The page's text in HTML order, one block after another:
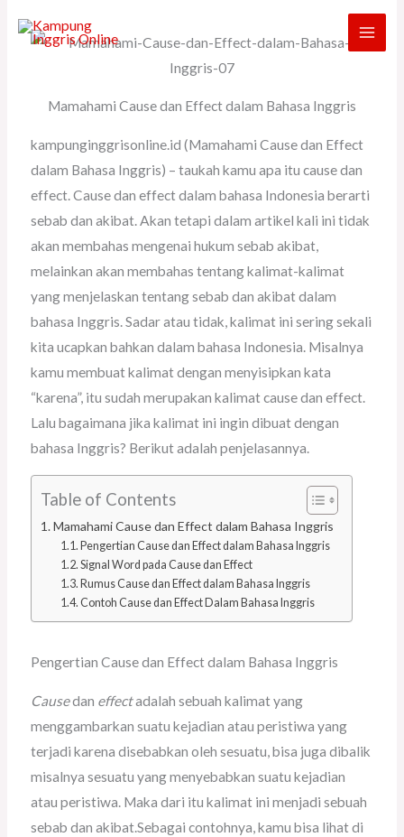
Mamahami Cause dan Effect dalam Bahasa Inggris
kampunginggrisonline.id (Mamahami Cause dan Effect
dalam Bahasa Inggris) – taukah kamu apa itu cause dan
effect. Cause dan effect dalam bahasa Indonesia berarti
sebab dan akibat. Akan tetapi dalam artikel kali ini tidak
akan membahas mengenai hukum sebab akibat,
melainkan akan membahas tentang kalimat-kalimat
yang menjelaskan tentang sebab dan akibat dalam
bahasa Inggris. Sadar atau tidak, kalimat ini sering sekali
kita ucapkan bahkan dalam bahasa Indonesia. Misalnya
kamu membuat kalimat dengan menyisipkan kata
“karena”, itu sudah merupakan kalimat cause dan effect.
Lalu bagaimana jika kalimat ini ingin dibuat dengan
bahasa Inggris? Berikut adalah penjelasannya.
Table of Contents
Mamahami Cause dan Effect dalam Bahasa Inggris
Pengertian Cause dan Effect dalam Bahasa Inggris
Signal Word pada Cause dan Effect
Rumus Cause dan Effect dalam Bahasa Inggris
Contoh Cause dan Effect Dalam Bahasa Inggris
Pengertian Cause dan Effect dalam Bahasa Inggris
Causedan effectadalah sebuah kalimat yang
menggambarkan suatu kejadian atau peristiwa yang
terjadi karena disebabkan oleh sesuatu, bisa juga dibalik
misalnya sesuatu yang menyebabkan suatu kejadian
atau peristiwa. Maka dari itu kalimat ini menjadi sebuah
sebab dan akibat.Sebagai contohnya, kamu bisa lihat di